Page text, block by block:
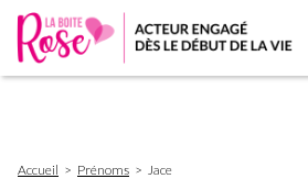
d'Ariane
Accueil Prénoms Jace